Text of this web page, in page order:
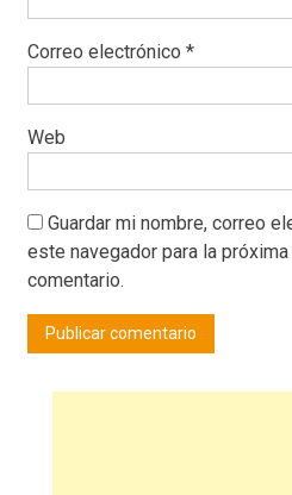
Correo electrónico *
Web
Guardar mi nombre, correo
este navegador para la
comentario.